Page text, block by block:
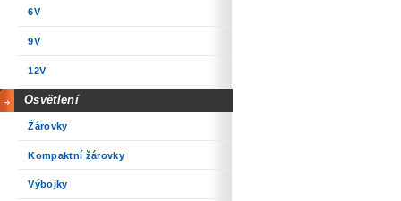
6V
9V
12V
Osvětlení
Žárovky
Kompaktní žárovky
Výbojky